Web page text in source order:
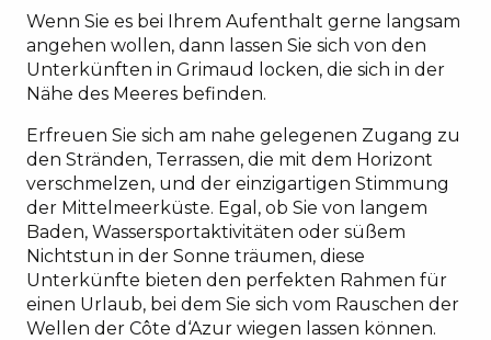
Wenn Sie es bei Ihrem Aufenthalt gerne langsam
angehen wollen, dann lassen Sie sich von den
Unterkünften in Grimaud locken, die sich in der
Nähe des Meeres befinden.
Erfreuen Sie sich am nahe gelegenen Zugang zu
den Stränden, Terrassen, die mit dem Horizont
verschmelzen, und der einzigartigen Stimmung
der Mittelmeerküste. Egal, ob Sie von langem
Baden, Wassersportaktivitäten oder süßem
Nichtstun in der Sonne träumen, diese
Unterkünfte bieten den perfekten Rahmen für
einen Urlaub, bei dem Sie sich vom Rauschen der
Wellen der Côte d‘Azur wiegen lassen können.